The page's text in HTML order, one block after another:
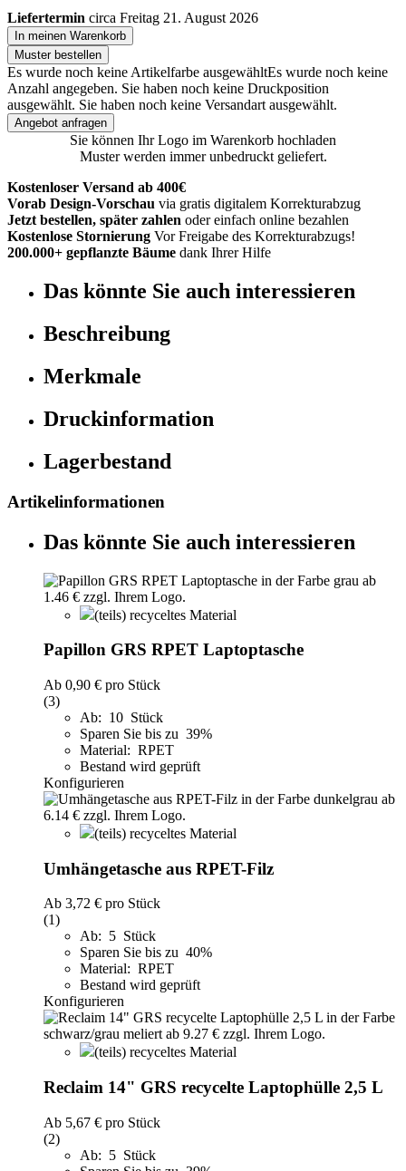
Liefertermin circa Freitag 21. August 2026
In meinen Warenkorb
Muster bestellen
Es wurde noch keine Artikelfarbe ausgewähltEs wurde noch keine
Anzahl angegeben. Sie haben noch keine Druckposition
ausgewählt. Sie haben noch keine Versandart ausgewählt.
Angebot anfragen
Sie können Ihr Logo im Warenkorb hochladen
Muster werden immer unbedruckt geliefert.
Kostenloser Versand ab 400€
Vorab Design-Vorschau via gratis digitalem Korrekturabzug
Jetzt bestellen, später zahlen oder einfach online bezahlen
Kostenlose Stornierung Vor Freigabe des Korrekturabzugs!
200.000+ gepflanzte Bäume dank Ihrer Hilfe
Das könnte Sie auch interessieren
Beschreibung
Merkmale
Druckinformation
Lagerbestand
Artikelinformationen
Das könnte Sie auch interessieren
(teils) recyceltes Material
Papillon GRS RPET Laptoptasche
Ab 0,90 € pro Stück
(3)
Ab: 10 Stück
Sparen Sie bis zu 39%
Material: RPET
Bestand wird geprüft
Konfigurieren
(teils) recyceltes Material
Umhängetasche aus RPET-Filz
Ab 3,72 € pro Stück
(1)
Ab: 5 Stück
Sparen Sie bis zu 40%
Material: RPET
Bestand wird geprüft
Konfigurieren
(teils) recyceltes Material
Reclaim 14" GRS recycelte Laptophülle 2,5 L
Ab 5,67 € pro Stück
(2)
Ab: 5 Stück